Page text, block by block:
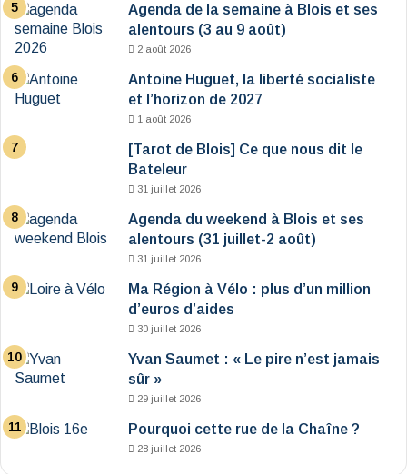
Agenda de la semaine à Blois et ses
alentours (3 au 9 août)
2 août 2026
Antoine Huguet, la liberté socialiste
et l’horizon de 2027
1 août 2026
[Tarot de Blois] Ce que nous dit le
Bateleur
31 juillet 2026
Agenda du weekend à Blois et ses
alentours (31 juillet-2 août)
31 juillet 2026
Ma Région à Vélo : plus d’un million
d’euros d’aides
30 juillet 2026
Yvan Saumet : « Le pire n’est jamais
sûr »
29 juillet 2026
Pourquoi cette rue de la Chaîne ?
28 juillet 2026